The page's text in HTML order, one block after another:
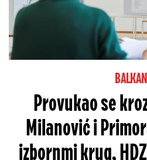
BALKAN
Provukao se
Milanović i
izbornmi krug,